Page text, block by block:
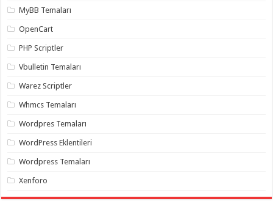
gaziantep
gaziantep
gaziantep
twitter
hilesi ,
takipçi
instagram
hilesi ,
MyBB Temaları
OpenCart
PHP Scriptler
Vbulletin Temaları
Warez Scriptler
Whmcs Temaları
Wordpres Temaları
WordPress Eklentileri
Wordpress Temaları
Xenforo